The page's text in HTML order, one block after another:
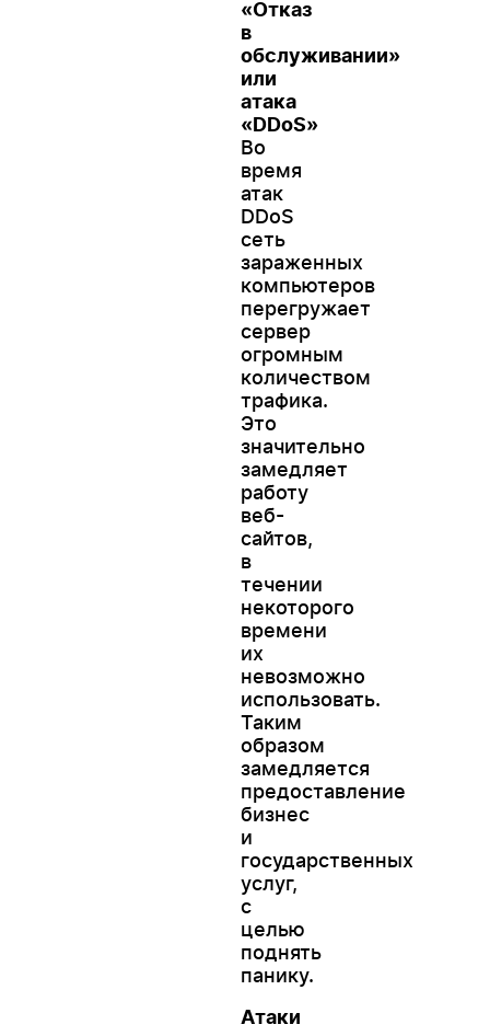
«Отказ
в
обслуживании»
или
атака
«DDoS»
Во
время
атак
DDoS
сеть
зараженных
компьютеров
перегружает
сервер
огромным
количеством
трафика.
Это
значительно
замедляет
работу
веб-
сайтов,
в
течении
некоторого
времени
их
невозможно
использовать.
Таким
образом
замедляется
предоставление
бизнес
и
государственных
услуг,
с
целью
поднять
панику.
Атаки